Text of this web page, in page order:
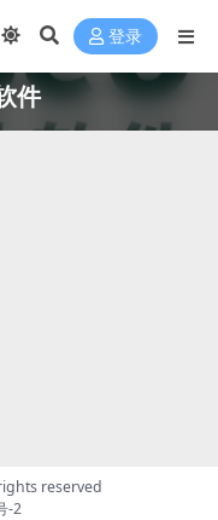
登录
件
reserved
-2